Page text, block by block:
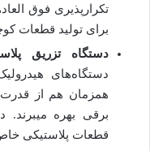
تکرارپذیری فوق
برای تولید قطعات
دستگاه­ تزریق
دستگاه‌های
همزمان هم از
برقی بهره می­برند.
قطعات پلاستیکی